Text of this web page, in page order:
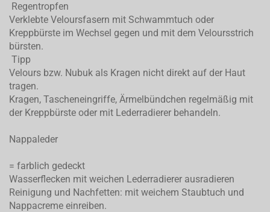
Regentropfen
Verklebte Veloursfasern mit Schwammtuch oder
Kreppbürste im Wechsel gegen und mit dem Veloursstrich
bürsten.
Tipp
Velours bzw. Nubuk als Kragen nicht direkt auf der Haut
tragen.
Kragen, Tascheneingriffe, Ärmelbündchen regelmäßig mit
der Kreppbürste oder mit Lederradierer behandeln.
Nappaleder
= farblich gedeckt
Wasserflecken mit weichen Lederradierer ausradieren
Reinigung und Nachfetten: mit weichem Staubtuch und
Nappacreme einreiben.